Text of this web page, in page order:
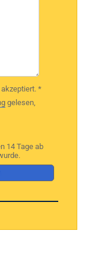
*
gelesen,
14 Tage ab